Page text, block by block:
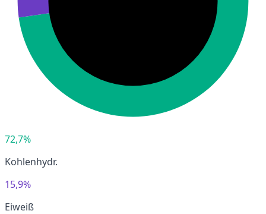
72,7%
Kohlenhydr.
15,9%
Eiweiß